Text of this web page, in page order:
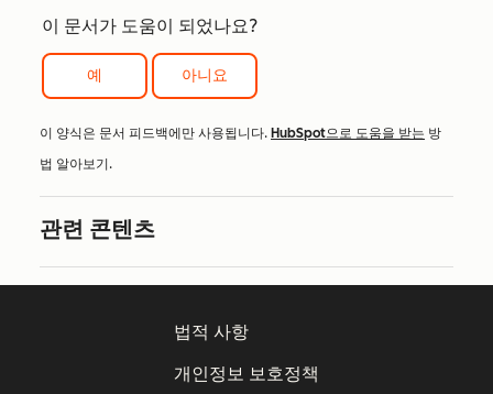
이 문서가 도움이 되었나요?
예 아니요
이 양식은 문서 피드백에만 사용됩니다. HubSpot으로 도움을 받는 방
법 알아보기.
관련 콘텐츠
법적 사항
개인정보 보호정책